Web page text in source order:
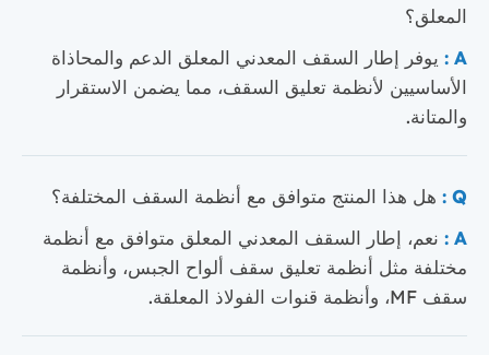
المعلق؟
A :
يوفر إطار السقف المعدني المعلق الدعم والمحاذاة
الأساسيين لأنظمة تعليق السقف، مما يضمن الاستقرار
والمتانة.
Q : هل هذا المنتج متوافق مع أنظمة السقف المختلفة؟
A :
نعم، إطار السقف المعدني المعلق متوافق مع أنظمة
مختلفة مثل أنظمة تعليق سقف ألواح الجبس، وأنظمة
سقف MF، وأنظمة قنوات الفولاذ المعلقة.